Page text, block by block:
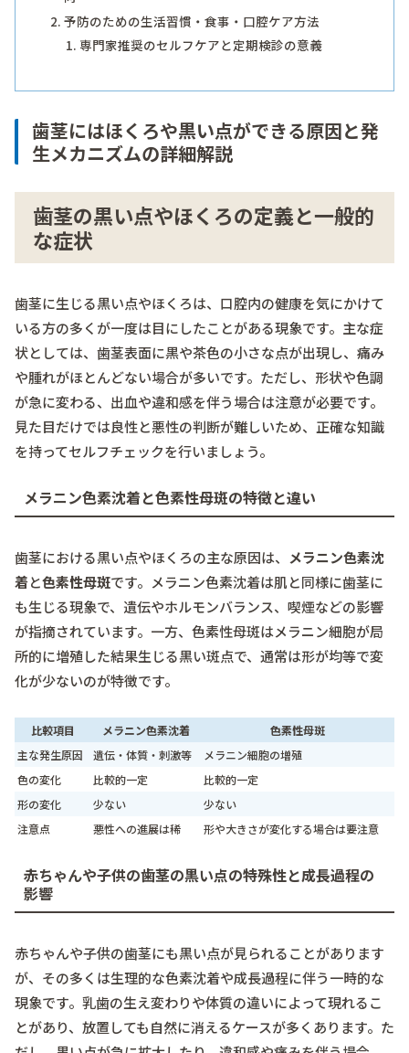
予防のための生活習慣・食事・口腔ケア方法
専門家推奨のセルフケアと定期検診の意義
歯茎にはほくろや黒い点ができる原因と発
生メカニズムの詳細解説
歯茎の黒い点やほくろの定義と一般的
な症状
歯茎に生じる黒い点やほくろは、口腔内の健康を気にかけて
いる方の多くが一度は目にしたことがある現象です。主な症
状としては、歯茎表面に黒や茶色の小さな点が出現し、痛み
や腫れがほとんどない場合が多いです。ただし、形状や色調
が急に変わる、出血や違和感を伴う場合は注意が必要です。
見た目だけでは良性と悪性の判断が難しいため、正確な知識
を持ってセルフチェックを行いましょう。
メラニン色素沈着と色素性母斑の特徴と違い
歯茎における黒い点やほくろの主な原因は、 メラニン色素沈
着と色素性母斑です。メラニン色素沈着は肌と同様に歯茎に
も生じる現象で、遺伝やホルモンバランス、喫煙などの影響
が指摘されています。一方、色素性母斑はメラニン細胞が局
所的に増殖した結果生じる黒い斑点で、通常は形が均等で変
化が少ないのが特徴です。
比較項目 メラニン色素沈着
色素性母斑
主な発生原因
遺伝・体質・刺激等
メラニン細胞の増殖
色の変化
比較的一定
比較的一定
形の変化
少ない
少ない
注意点
悪性への進展は稀 形や大きさが変化する場合は要注意
赤ちゃんや子供の歯茎の黒い点の特殊性と成長過程の
影響
赤ちゃんや子供の歯茎にも黒い点が見られることがあります
が、その多くは生理的な色素沈着や成長過程に伴う一時的な
現象です。乳歯の生え変わりや体質の違いによって現れるこ
とがあり、放置しても自然に消えるケースが多くあります。た